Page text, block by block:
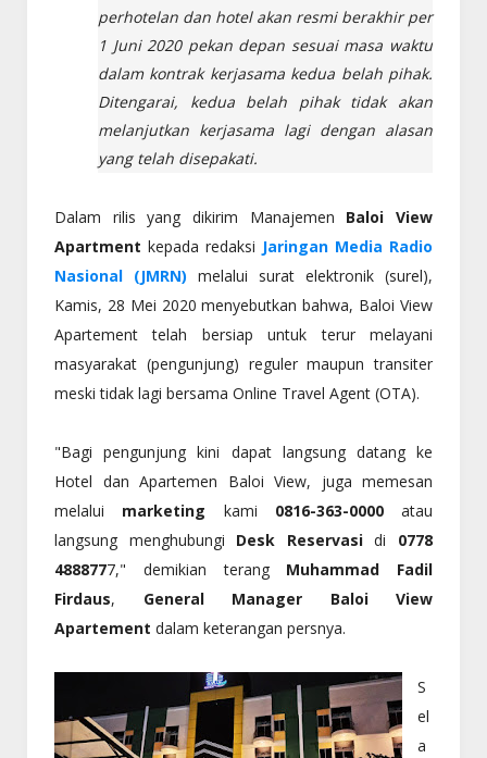
perhotelan dan hotel akan resmi berakhir per
1 Juni 2020 pekan depan sesuai masa waktu
dalam kontrak kerjasama kedua belah pihak.
Ditengarai, kedua belah pihak tidak akan
melanjutkan kerjasama lagi dengan alasan
yang telah disepakati.
Dalam rilis yang dikirim Manajemen Baloi View
Apartment kepada redaksi Jaringan Media Radio
Nasional (JMRN) melalui surat elektronik (surel),
Kamis, 28 Mei 2020 menyebutkan bahwa, Baloi View
Apartement telah bersiap untuk terur melayani
masyarakat (pengunjung) reguler maupun transiter
meski tidak lagi bersama Online Travel Agent (OTA).
"Bagi pengunjung kini dapat langsung datang ke
Hotel dan Apartemen Baloi View, juga memesan
melalui marketing kami 0816-363-0000atau
langsung menghubungi Desk Reservasidi 0778
4888777," demikian terang Muhammad Fadil
Firdaus, General Manager Baloi View
Apartement dalam keterangan persnya.
S
el
a